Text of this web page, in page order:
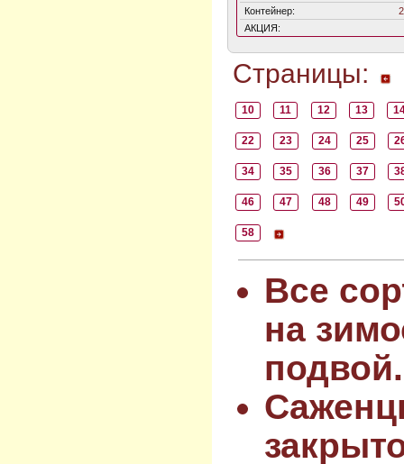
Контейнер:
АКЦИЯ:
Страницы:
10 11 12 13
22 23 24 25
34 35 36 37
46 47 48 49
58
Все
на
подвой.